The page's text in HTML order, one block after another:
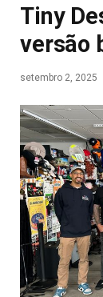
Tiny
versão
setembro 2, 2025